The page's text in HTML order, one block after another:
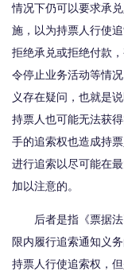
情况下仍可以要求承
施，以为持票人行使
拒绝承兑或拒绝付款
令停止业务活动等情
义存在疑问，也就是
持票人也可能无法获
手的追索权也造成持
进行追索以尽可能在
加以注意的。
后者是指《票据
限内履行追索通知义
持票人行使追索权，